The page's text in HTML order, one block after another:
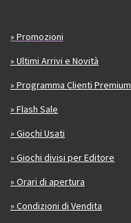
» Promozioni
» Ultimi Arrivi e Novità
» Programma Clienti Premium
» Flash Sale
» Giochi Usati
» Giochi divisi per Editore
» Orari di apertura
» Condizioni di Vendita